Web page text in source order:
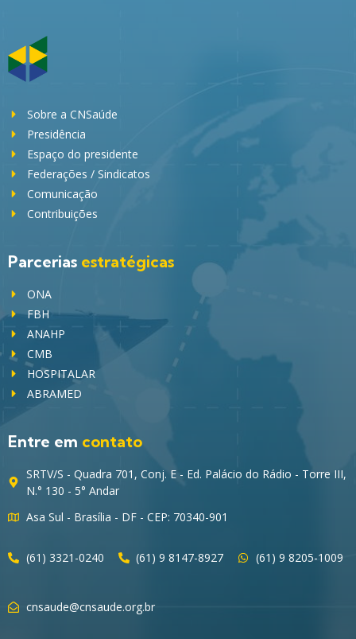
Sobre a CNSaúde
Presidência
Espaço do presidente
Federações / Sindicatos
Comunicação
Contribuições
Parcerias estratégicas
ONA
FBH
ANAHP
CMB
HOSPITALAR
ABRAMED
Entre em contato
SRTV/S - Quadra 701, Conj. E - Ed. Palácio do Rádio - Torre III,
N.° 130 - 5° Andar
Asa Sul - Brasília - DF - CEP: 70340-901
(61) 3321-0240 (61) 9 8147-8927 (61) 9 8205-1009
cnsaude@cnsaude.org.br